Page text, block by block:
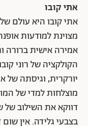
אתי קובו
אתי קובו היא עולם
מצוינת למודעות
אמירה אישית ברורה
הקולקציה של רוני
יורקרית, וגיסתה של
מוצלחות למדי של
דווקא את השילוב
בצבעי גלידה. אין